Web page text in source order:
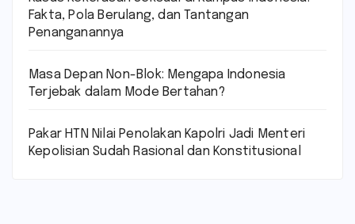
Fakta, Pola Berulang, dan Tantangan
Penanganannya
Masa Depan Non-Blok: Mengapa Indonesia
Terjebak dalam Mode Bertahan?
Pakar HTN Nilai Penolakan Kapolri Jadi Menteri
Kepolisian Sudah Rasional dan Konstitusional